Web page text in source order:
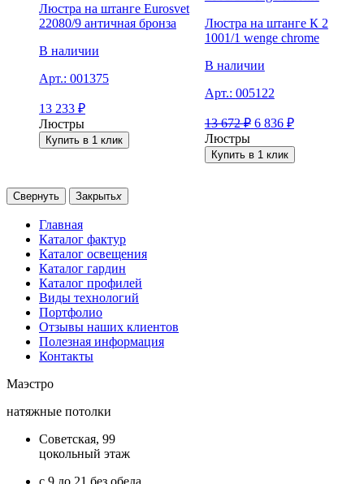
Люстра на штанге Eurosvet
22080/9 античная бронза
В наличии
Арт.: 001375
13 233 ₽
Люстры
Купить в 1 клик
Люстра на штанге К 2
1001/1 wenge chrome
В наличии
Арт.: 005122
13 672₽ 6 836 ₽
Люстры
Купить в 1 клик
Свернуть Закрытьx
Главная
Каталог фактур
Каталог освещения
Каталог гардин
Каталог профилей
Виды технологий
Портфолио
Отзывы наших клиентов
Полезная информация
Контакты
Маэстро
натяжные потолки
Советская, 99
цокольный этаж
с 9 до 21 без обеда